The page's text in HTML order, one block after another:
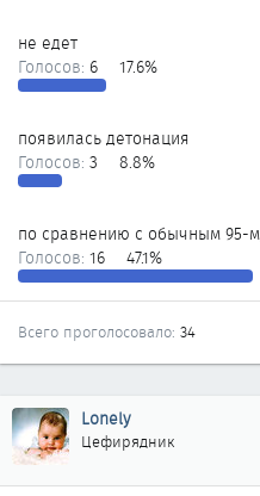
не едет
Голосов: 6 17.6%
появилась детонация
Голосов: 3 8.8%
по сравнению с обычным 95-
Голосов: 16 47.1%
Всего проголосовало 34
Lonely
Цефирядник